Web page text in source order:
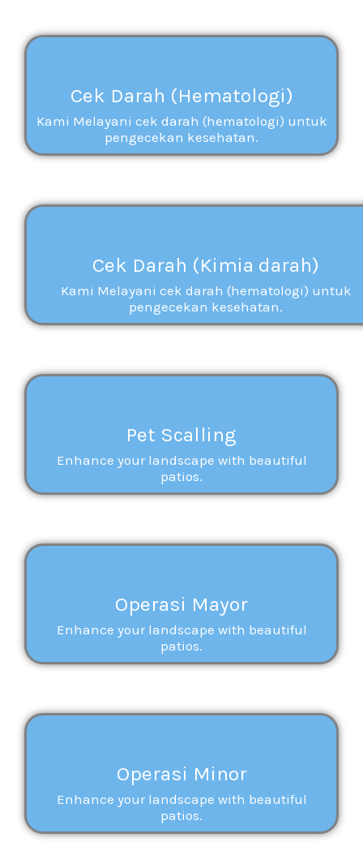
Cek Darah (Hematologi)
Kami Melayani cek darah (hematologi) untuk
pengecekan kesehatan.
Cek Darah (Kimia darah)
Kami Melayani cek darah (hematologi) untuk
pengecekan kesehatan.
Pet Scalling
Enhance your landscape with beautiful
patios.
Operasi Mayor
Enhance your landscape with beautiful
patios.
Operasi Minor
Enhance your landscape with beautiful
patios.